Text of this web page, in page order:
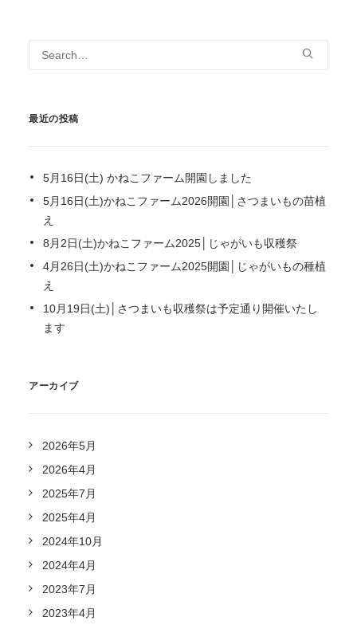
最近の投稿
5月16日(土) かねこファーム開園しました
5月16日(土)かねこファーム2026開園│さつまいもの苗植
え
8月2日(土)かねこファーム2025│じゃがいも収穫祭
4月26日(土)かねこファーム2025開園│じゃがいもの種植
え
10月19日(土)│さつまいも収穫祭は予定通り開催いたし
ます
アーカイブ
2026年5月
2026年4月
2025年7月
2025年4月
2024年10月
2024年4月
2023年7月
2023年4月